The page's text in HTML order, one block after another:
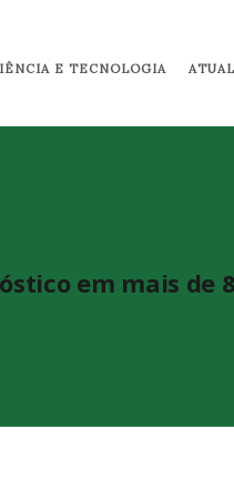
E TECNOLOGIA
em mais de